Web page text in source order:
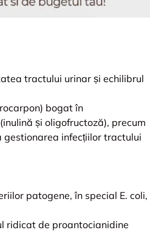
tractului urinar și echilibrul
bogat în
și oligofructoză), precum
infecțiilor tractului
patogene, în special E. coli,
ridicat de proantocianidine